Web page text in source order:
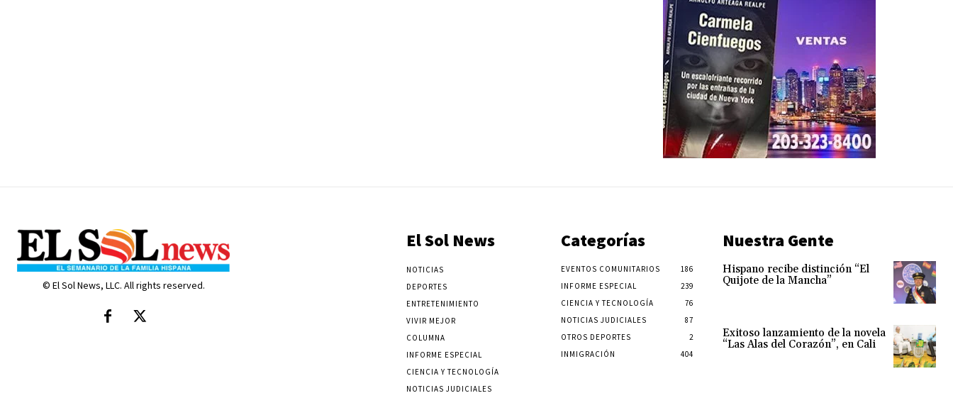
© El Sol News, LLC. All rights reserved.
El Sol News
NOTICIAS
DEPORTES
ENTRETENIMIENTO
VIVIR MEJOR
COLUMNA
INFORME ESPECIAL
CIENCIA Y TECNOLOGÍA
NOTICIAS JUDICIALES
Categorías
EVENTOS COMUNITARIOS
186
INFORME ESPECIAL
239
CIENCIA Y TECNOLOGÍA
76
NOTICIAS JUDICIALES
87
OTROS DEPORTES
2
INMIGRACIÓN
404
Nuestra Gente
Hispano recibe distinción “El
Quijote de la Mancha”
Exitoso lanzamiento de la novela
“Las Alas del Corazón”, en Cali